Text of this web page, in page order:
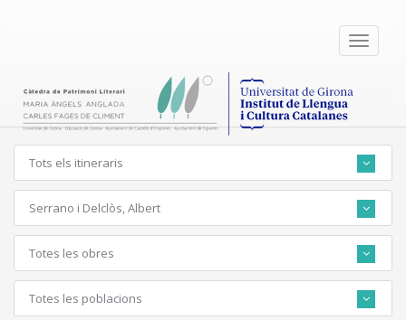
Toggle
Tots els itineraris
Serrano i Delclòs, Albert
Totes les obres
Totes les poblacions